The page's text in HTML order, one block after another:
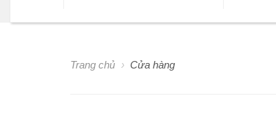
Trang chủ › Cửa hàng